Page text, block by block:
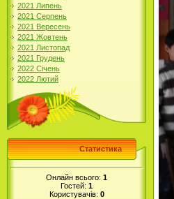
2021 Липень
2021 Серпень
2021 Вересень
2021 Жовтень
2021 Листопад
2021 Грудень
2022 Січень
2022 Лютий
Статистика
Онлайн всього: 1
Гостей: 1
Користувачів: 0